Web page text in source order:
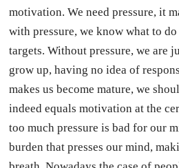
motivation. We need pressure, it
with pressure, we know what to
targets. Without pressure, we are
grow up, having no idea of
makes us become mature, we
indeed equals motivation at the
too much pressure is bad for our
burden that presses our mind,